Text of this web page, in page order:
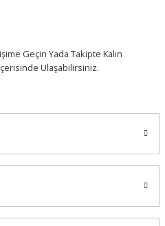
Geçin Yada Takipte Kalın
Ulaşabilirsiniz.